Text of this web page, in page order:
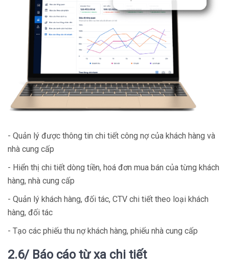
- Quản lý được thông tin chi tiết công nợ của khách hàng và
nhà cung cấp
- Hiển thị chi tiết dòng tiền, hoá đơn mua bán của từng khách
hàng, nhà cung cấp
- Quản lý khách hàng, đối tác, CTV chi tiết theo loại khách
hàng, đối tác
- Tạo các phiếu thu nợ khách hàng, phiếu nhà cung cấp
2.6/ Báo cáo từ xa chi tiết